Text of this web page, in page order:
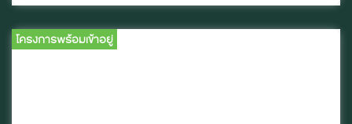
โครงการพร้อมเข้าอยู่